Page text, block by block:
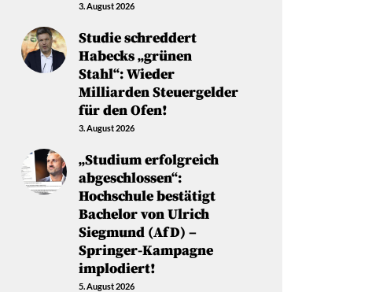
3. August 2026
Studie schreddert
Habecks „grünen
Stahl“: Wieder
Milliarden Steuergelder
für den Ofen!
3. August 2026
„Studium erfolgreich
abgeschlossen“:
Hochschule bestätigt
Bachelor von Ulrich
Siegmund (AfD) –
Springer-Kampagne
implodiert!
5. August 2026